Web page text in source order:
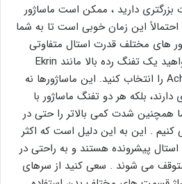
بزرگتری دارید ، ممکن است ماساژور
این زمان خوبی است تا به شما
های مختلف قدرت استال متفاوتی
دارند. ممکن است بخواهید یک تفنگ رده بالا مانند Ekrin
B37s یا Achedaway Pro را انتخاب کنید. این ماساژور‌ها نه
دارند، بلکه هر دو تفنگ ماساژور با
همچنین شدت کمی بالاتر را حتی در
. این به این دلیل است که اکثر
استال پیشرونده هستند و به راحتی در
می شوند . سعی کنید از سرهای